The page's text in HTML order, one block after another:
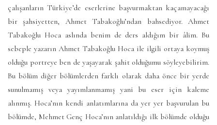
çalışanların Türkiye’de eserlerine başvurmaktan kaçamayacağı
bir şahsiyetten, Ahmet Tabakoğlu’ndan bahsediyor. Ahmet
Tabakoğlu Hoca aslında benim de ders aldığım bir âlim. Bu
sebeple yazarın Ahmet Tabakoğlu Hoca ile ilgili ortaya koymuş
olduğu portreye ben de yaşayarak şahit olduğumu söyleyebilirim.
Bu bölüm diğer bölümlerden farklı olarak daha önce bir yerde
sunulmamış veya yayımlanmamış yani bu eser için kaleme
alınmış. Hoca’nın kendi anlatımlarına da yer yer başvurulan bu
bölümde, Mehmet Genç Hoca’nın anlatıldığı ilk bölümde olduğu